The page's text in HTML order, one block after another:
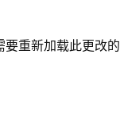
重新加载此更改的